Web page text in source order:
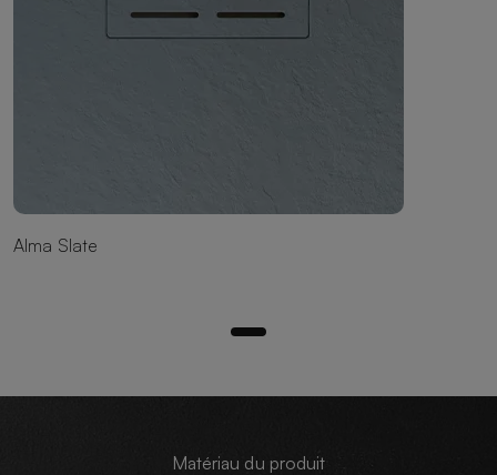
Alma Slate
Matériau du produit